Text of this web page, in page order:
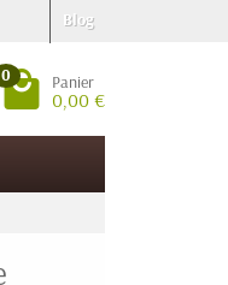
Blog
0 Panier
0,00 €